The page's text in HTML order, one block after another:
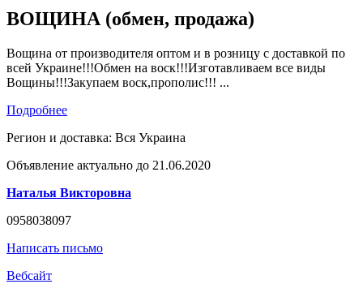
ВОЩИНА (обмен, продажа)
Вощина от производителя оптом и в розницу с доставкой по
всей Украине!!!Обмен на воск!!!Изготавливаем все виды
Вощины!!!Закупаем воск,прополис!!! ...
Подробнее
Регион и доставка: Вся Украина
Объявление актуально до 21.06.2020
Наталья Викторовна
0958038097
Написать письмо
Вебсайт